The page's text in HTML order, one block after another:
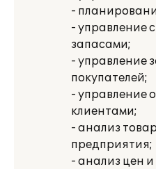
-
- управление
запасами;
- управление
покупателей;
- управление
клиентами;
- анализ
предприятия;
- анализ цен